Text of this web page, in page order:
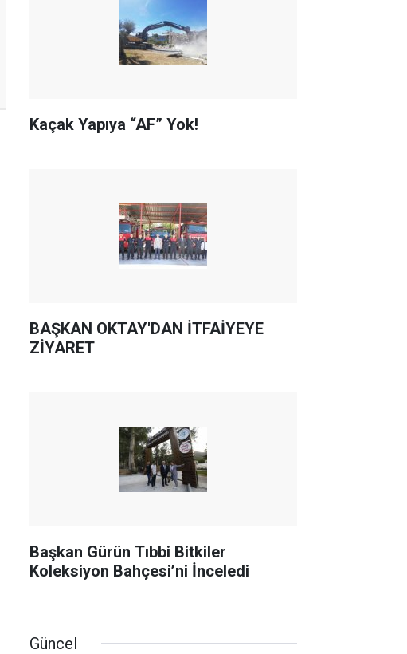
Kaçak Yapıya “AF” Yok!
BAŞKAN OKTAY'DAN İTFAİYEYE
ZİYARET
Başkan Gürün Tıbbi Bitkiler
Koleksiyon Bahçesi’ni İnceledi
Güncel